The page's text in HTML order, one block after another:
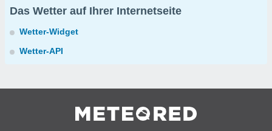
Das Wetter auf Ihrer Internetseite
Wetter-Widget
Wetter-API